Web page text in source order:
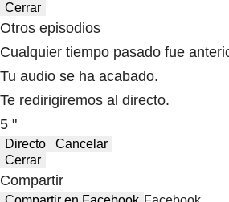
Cerrar
Otros episodios
Cualquier tiempo pasado fue
Tu audio se ha acabado.
Te redirigiremos al directo.
5 "
Directo
Cancelar
Cerrar
Compartir